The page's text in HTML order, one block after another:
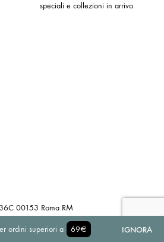
ordini superiori a 69€ IGNORA
speciali e collezioni in arrivo.
00153 Roma RM